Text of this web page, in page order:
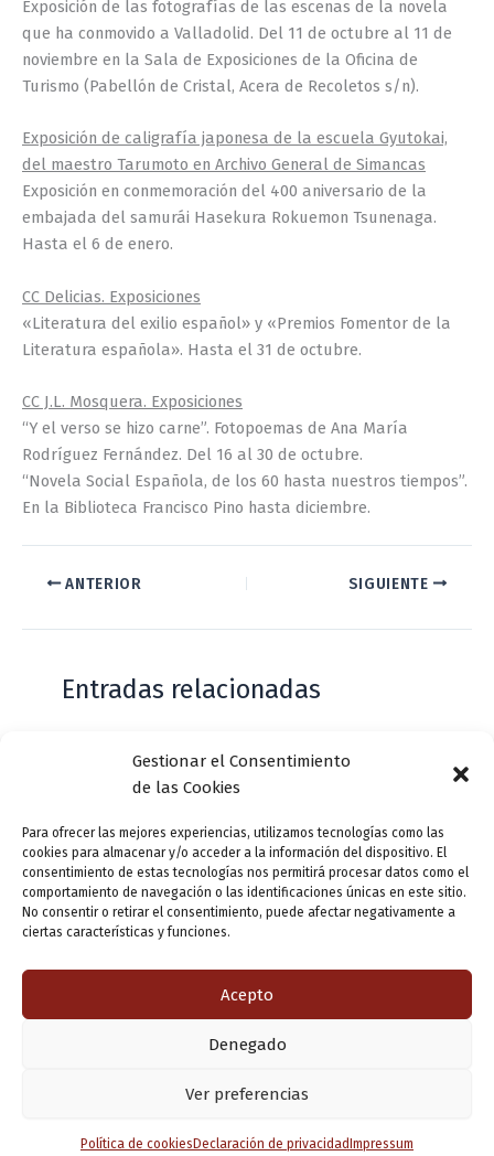
Gestionar el Consentimiento
de las Cookies
Para ofrecer las mejores experiencias, utilizamos tecnologías como las
cookies para almacenar y/o acceder a la información del dispositivo. El
consentimiento de estas tecnologías nos permitirá procesar datos como el
comportamiento de navegación o las identificaciones únicas en este sitio.
No consentir o retirar el consentimiento, puede afectar negativamente a
ciertas características y funciones.
Acepto
Denegado
Ver preferencias
Política de cookies Declaración de privacidad Impressum
Exposición de las fotografías de las escenas de la novela
que ha conmovido a Valladolid. Del 11 de octubre al 11 de
noviembre en la Sala de Exposiciones de la Oficina de
Turismo (Pabellón de Cristal, Acera de Recoletos s/n).
Exposición de caligrafía japonesa de la escuela Gyutokai,
del maestro Tarumoto en Archivo General de Simancas
Exposición en conmemoración del 400 aniversario de la
embajada del samurái Hasekura Rokuemon Tsunenaga.
Hasta el 6 de enero.
CC Delicias. Exposiciones
«Literatura del exilio español» y «Premios Fomentor de la
Literatura española». Hasta el 31 de octubre.
CC J.L. Mosquera. Exposiciones
“Y el verso se hizo carne”. Fotopoemas de Ana María
Rodríguez Fernández. Del 16 al 30 de octubre.
“Novela Social Española, de los 60 hasta nuestros tiempos”.
En la Biblioteca Francisco Pino hasta diciembre.
ANTERIOR SIGUIENTE
Entradas relacionadas
Casa de Zorrilla conmemorarán el 168
aniversario del estreno de Don Juan
Tenorio
Deja un comentario / Actualidad / Por VLLensutinta
Actualidad / Por
Copyright © 2026 Valladolid en su titna